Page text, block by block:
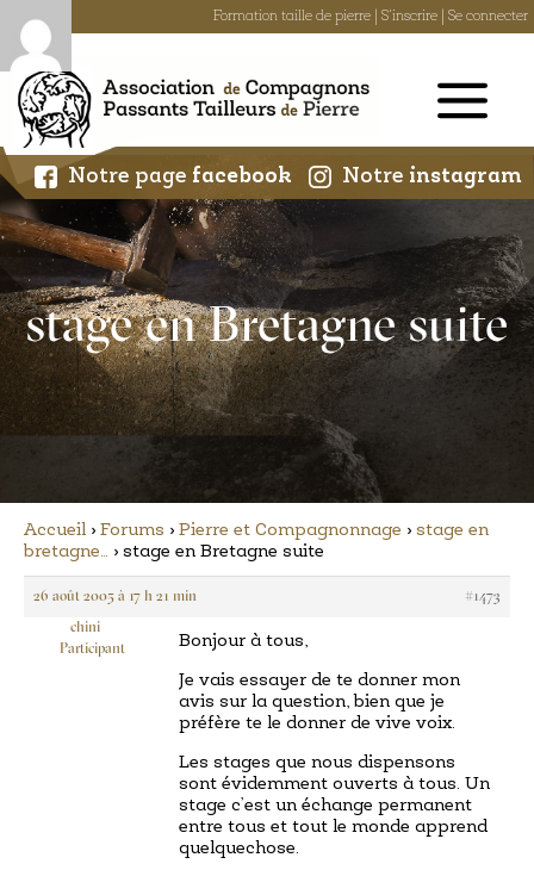
Formation taille de pierre S'inscrire Se connecter
content
Notre page facebook Notre instagram
stage en Bretagne suite
Accueil › Forums › Pierre et Compagnonnage › stage en
bretagne… › stage en Bretagne suite
26 août 2005 à 17 h 21 min #1473
chini
Participant
Bonjour à tous,
Je vais essayer de te donner mon
avis sur la question, bien que je
préfère te le donner de vive voix.
Les stages que nous dispensons
sont évidemment ouverts à tous. Un
stage c’est un échange permanent
entre tous et tout le monde apprend
quelquechose.